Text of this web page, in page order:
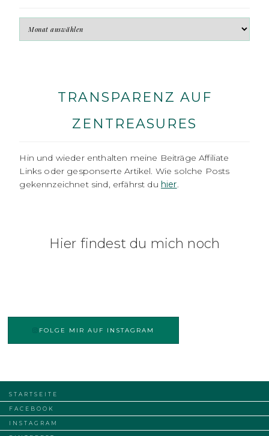
TRANSPARENZ AUF
ZENTREASURES
Hin und wieder enthalten meine Beiträge Affiliate
Links oder gesponserte Artikel. Wie solche Posts
gekennzeichnet sind, erfährst du hier
Hier findest du mich noch
FOLGE MIR AUF INSTAGRAM
STARTSEITE
FACEBOOK
INSTAGRAM